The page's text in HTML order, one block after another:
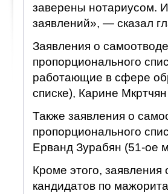
заверены нотариусом.
заявлений», — сказал
Заявления о
пропорционального
работающие в сфере
списке), Карине
Также заявления о
пропорционального
Ерванд Зурабян (51-ое
Кроме этого,
кандидатов по